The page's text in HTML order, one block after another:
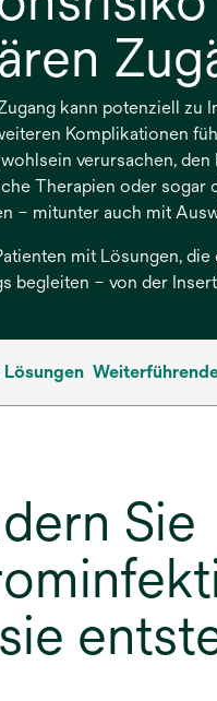
kann potenziell zu
Komplikationen
verursachen,
Therapien oder sogar
– mitunter auch mit
mit Lösungen,
begleiten – von der
Lösungen
Sie